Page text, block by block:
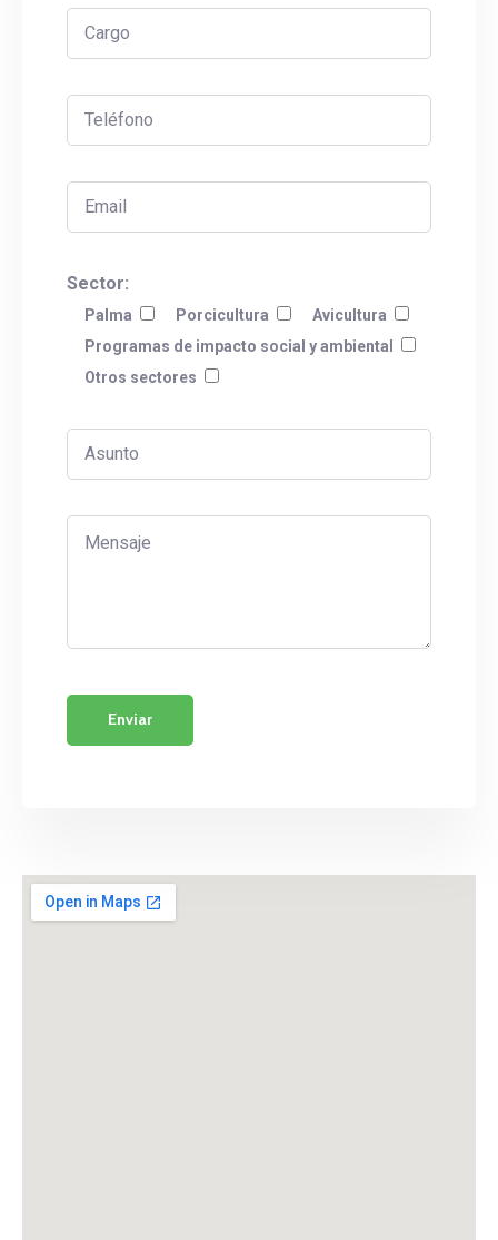
Sector:
Palma Porcicultura
Avicultura
Programas de impacto social y ambiental
Otros sectores